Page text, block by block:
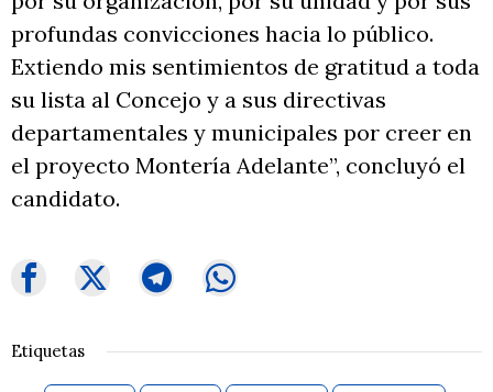
profundas convicciones hacia lo público.
Extiendo mis sentimientos de gratitud a toda
su lista al Concejo y a sus directivas
departamentales y municipales por creer en
el proyecto Montería Adelante”, concluyó el
candidato.
Etiquetas